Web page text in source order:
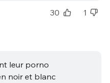
30 1
leur porno
noir et blanc